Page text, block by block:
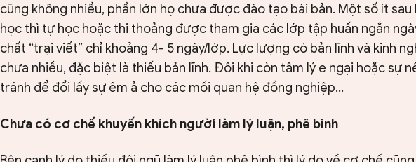
cũng không nhiều, phần lớn họ chưa được đào tạo bài bản. Một số ít sau
học thì tự học hoặc thi thoảng được tham gia các lớp tập huấn ngắn
chất “trại viết” chỉ khoảng 4- 5 ngày/lớp. Lực lượng có bản lĩnh và kinh
chưa nhiều, đặc biệt là thiếu bản lĩnh. Đôi khi còn tâm lý e ngại hoặc sự
tránh để đổi lấy sự êm ả cho các mối quan hệ đồng nghiệp…
Chưa có cơ chế khuyến khích người làm lý luận, phê bình